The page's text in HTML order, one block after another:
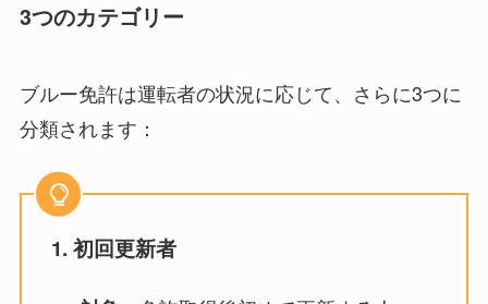
3つのカテゴリー
ブルー免許は運転者の状況に応じて、さらに3つに
分類されます：
1. 初回更新者